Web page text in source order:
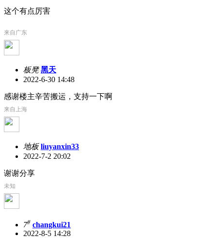
这个有点厉害
来自广东
板凳 黑天
2022-6-30 14:48
感谢楼主辛苦搬运，支持一下啊
来自上海
地板 liuyanxin33
2022-7-2 20:02
谢谢分享
未知
7# changkui21
2022-8-5 14:28